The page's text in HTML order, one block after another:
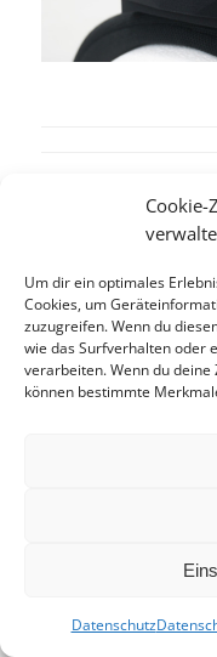
Cookie-
Um dir ein optimales
Cookies, um
zuzugreifen. Wenn du
wie das Surfverhalten oder
verarbeiten. Wenn du
können bestimmte
Datenschutz
© kusspaprika